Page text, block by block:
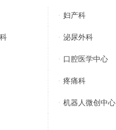
妇产科
泌尿外科
口腔医学中心
疼痛科
机器人微创中心